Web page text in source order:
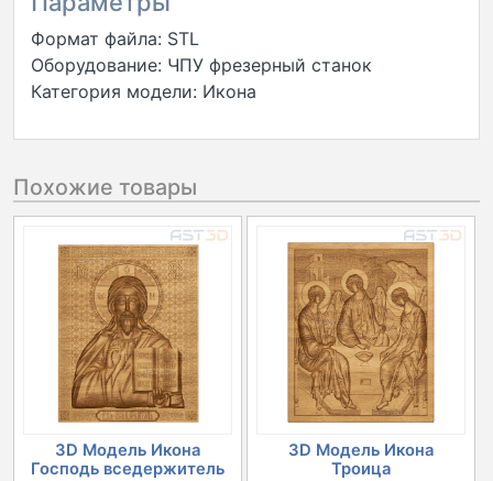
Формат файла: STL
Оборудование: ЧПУ фрезерный станок
Категория модели: Икона
Похожие товары
3D Модель Икона
Господь вседержитель
3D Модель Икона
Троица